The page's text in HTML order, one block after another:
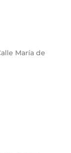
María de